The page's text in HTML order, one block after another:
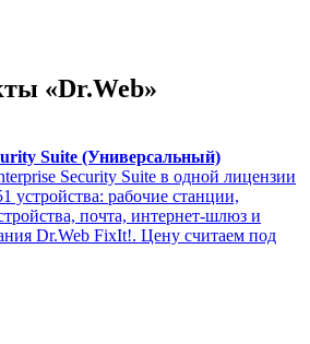
«Dr.Web»
Suite (Универсальный)
Security Suite в одной лицензии
устройства: рабочие станции,
почта, интернет-шлюз и
Dr.Web FixIt!. Цену считаем под